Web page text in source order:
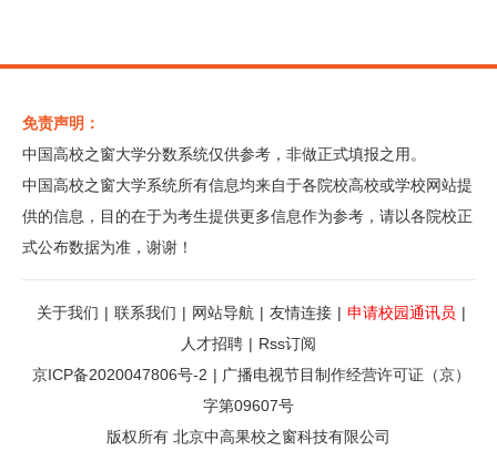
免责声明：
中国高校之窗大学分数系统仅供参考，非做正式填报之用。
中国高校之窗大学系统所有信息均来自于各院校高校或学校网站提
供的信息，目的在于为考生提供更多信息作为参考，请以各院校正
式公布数据为准，谢谢！
关于我们 | 联系我们 | 网站导航 | 友情连接 | 申请校园通讯员 |
人才招聘 | Rss订阅
京ICP备2020047806号-2 | 广播电视节目制作经营许可证（京）
字第09607号
版权所有 北京中高果校之窗科技有限公司